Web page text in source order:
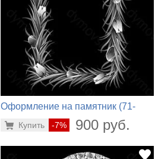
Оформление на памятник (71-
-7% 900 руб.
Купить